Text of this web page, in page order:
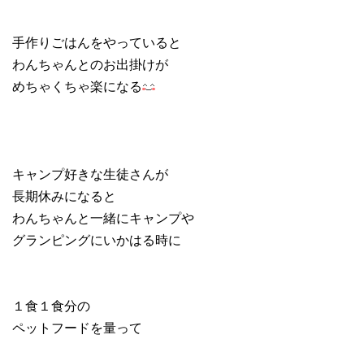
手作りごはんをやっていると
わんちゃんとのお出掛けが
めちゃくちゃ楽になる
キャンプ好きな生徒さんが
長期休みになると
わんちゃんと一緒にキャンプや
グランピングにいかはる時に
１食１食分の
ペットフードを量って